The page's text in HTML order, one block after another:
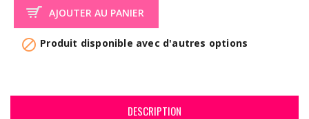
AJOUTER AU PANIER
 Produit disponible avec d'autres options
DESCRIPTION